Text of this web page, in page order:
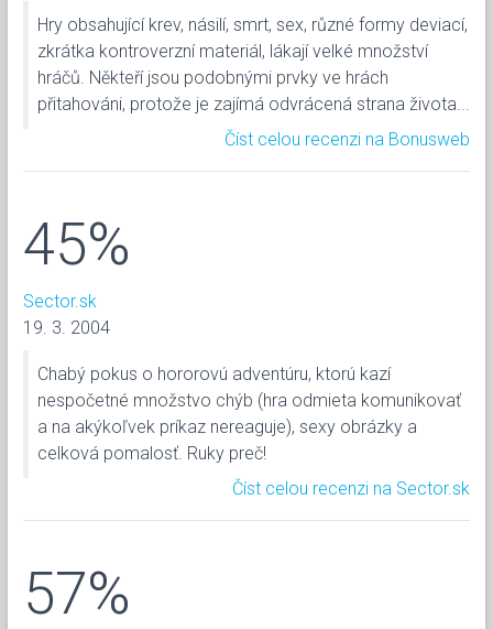
Hry obsahující krev, násilí, smrt, sex, různé formy deviací,
zkrátka kontroverzní materiál, lákají velké množství
hráčů. Někteří jsou podobnými prvky ve hrách
přitahováni, protože je zajímá odvrácená strana života...
Číst celou recenzi na Bonusweb
45%
Sector.sk
19. 3. 2004
Chabý pokus o hororovú adventúru, ktorú kazí
nespočetné množstvo chýb (hra odmieta komunikovať
a na akýkoľvek príkaz nereaguje), sexy obrázky a
celková pomalosť. Ruky preč!
Číst celou recenzi na Sector.sk
57%